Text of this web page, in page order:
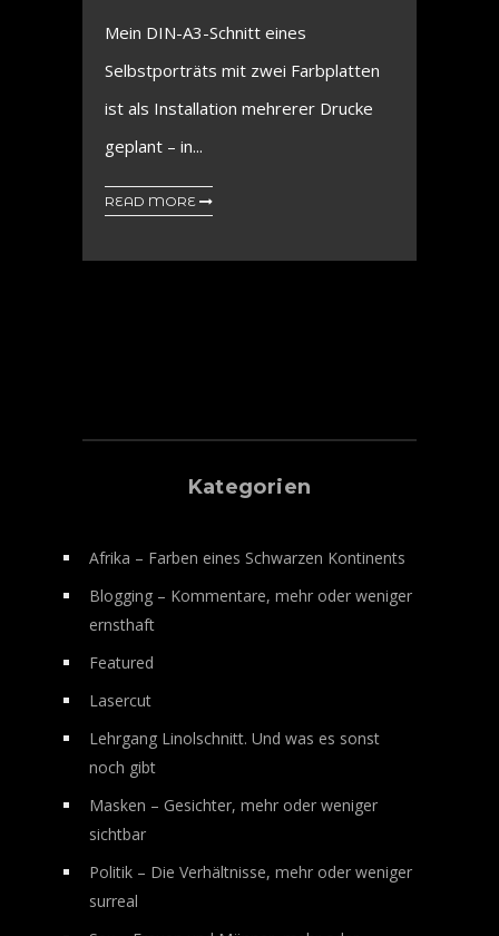
Mein DIN-A3-Schnitt eines
Selbstporträts mit zwei Farbplatten
ist als Installation mehrerer Drucke
geplant – in...
READ MORE
Kategorien
Afrika – Farben eines Schwarzen Kontinents
Blogging – Kommentare, mehr oder weniger
ernsthaft
Featured
Lasercut
Lehrgang Linolschnitt. Und was es sonst
noch gibt
Masken – Gesichter, mehr oder weniger
sichtbar
Politik – Die Verhältnisse, mehr oder weniger
surreal